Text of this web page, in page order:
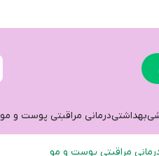
بهداشتیدرمانی مراقبتی پوست و مو
مراقبتی پوست و مو